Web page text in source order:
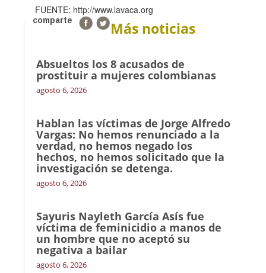
FUENTE: http://www.lavaca.org
comparte Más noticias
Absueltos los 8 acusados de
prostituir a mujeres colombianas
agosto 6, 2026
Hablan las víctimas de Jorge Alfredo
Vargas: No hemos renunciado a la
verdad, no hemos negado los
hechos, no hemos solicitado que la
investigación se detenga.
agosto 6, 2026
Sayuris Nayleth García Asís fue
víctima de feminicidio a manos de
un hombre que no aceptó su
negativa a bailar
agosto 6, 2026